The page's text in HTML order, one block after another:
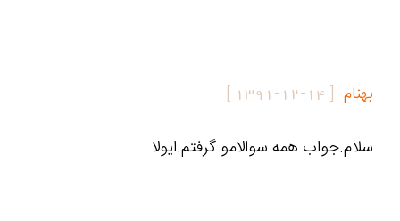
بهنام [
1391-12-14
]
سلام.جواب همه سوالامو گرفتم.ایولا